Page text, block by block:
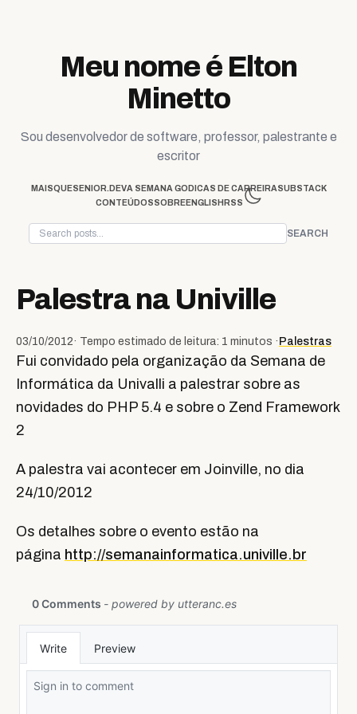
Meu nome é Elton
Minetto
Sou desenvolvedor de software, professor, palestrante e
escritor
MAISQUESENIOR.DEVA SEMANA GO DICAS DE CARREIRASUBSTACK
CONTEÚDOSSOBREENGLISH RSS
SEARCH
Palestra na Univille
03/10/2012· Tempo estimado de leitura: 1 minutos · Palestras
Fui convidado pela organização da Semana de
Informática da Univalli a palestrar sobre as
novidades do PHP 5.4 e sobre o Zend Framework
2
A palestra vai acontecer em Joinville, no dia
24/10/2012
Os detalhes sobre o evento estão na
página http://semanainformatica.univille.br